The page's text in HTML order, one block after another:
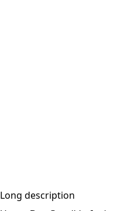
Long description